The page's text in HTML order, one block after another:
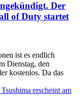
Der
of Duty startet
ist es endlich
Dienstag, den
kostenlos. Da das